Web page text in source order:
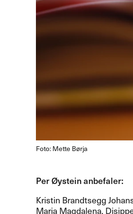
Foto: Mette Børja
Per ​Ø​ystein anbefaler:​​
Kristin Brandtsegg
Maria Magdalena.